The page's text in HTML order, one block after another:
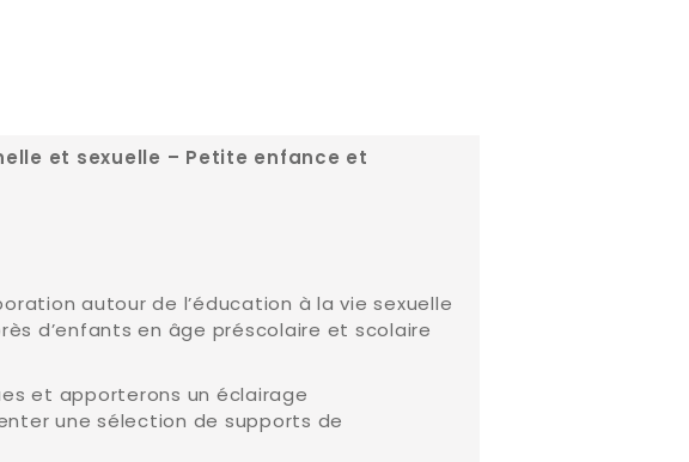
et sexuelle – Petite enfance et
autour de l’éducation à la vie sexuelle
d’enfants en âge préscolaire et scolaire
et apporterons un éclairage
une sélection de supports de